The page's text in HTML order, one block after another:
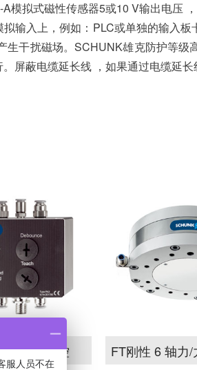
A模拟式磁性传感器5或10 V输出电压
拟输入上，例如：PLC或单独的输入
生干扰磁场。SCHUNK雄克防护等
屏蔽电缆延长线 ，如果通过电缆延
置气动监控 FT刚性 6 轴力
服人员不在